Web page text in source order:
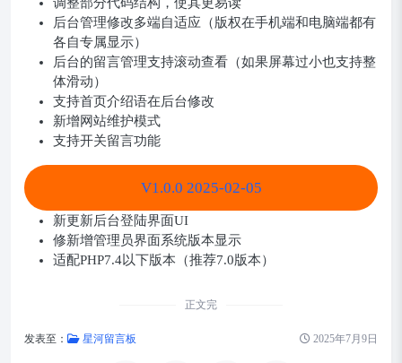
后台管理修改多端自适应（版权在手机端和电脑端都有
各自专属显示）
后台的留言管理支持滚动查看（如果屏幕过小也支持整
体滑动）
支持首页介绍语在后台修改
新增网站维护模式
支持开关留言功能
V1.0.0 2025-02-05
新更新后台登陆界面UI
修新增管理员界面系统版本显示
适配PHP7.4以下版本（推荐7.0版本）
正文完
发表至： 星河留言板 2025年7月9日